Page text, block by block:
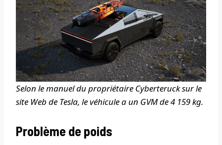
Selon le manuel du propriétaire Cyberteruck sur le
site Web de Tesla, le véhicule a un GVM de 4 159 kg.
Problème de poids